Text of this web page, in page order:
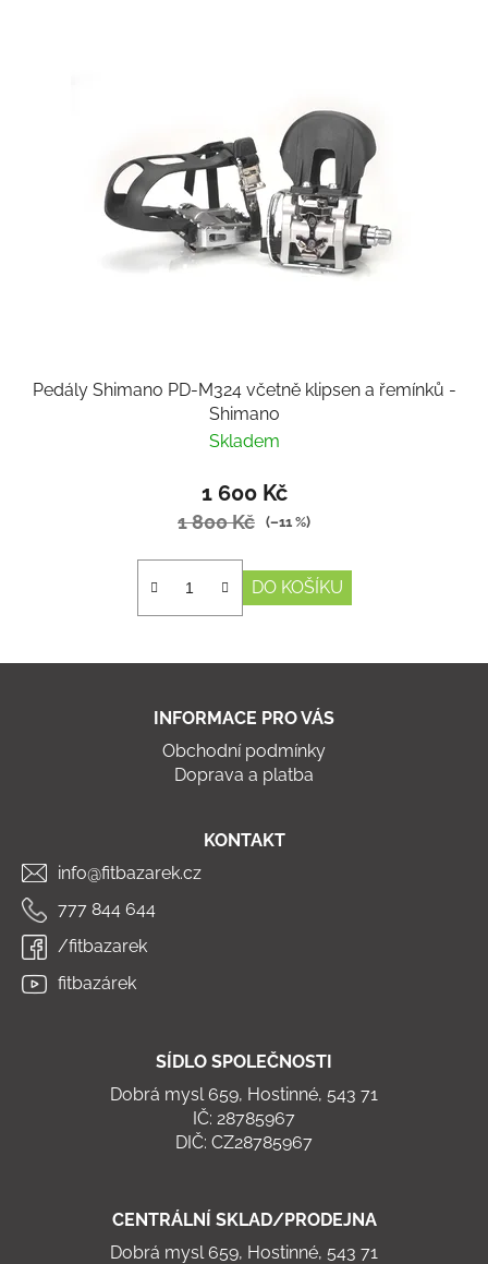
Pedály Shimano PD-M324 včetně klipsen a řemínků -
Shimano
Skladem
1 600 Kč
1 800 Kč (–11 %)
DO KOŠÍKU
INFORMACE PRO VÁS
Obchodní podmínky
Doprava a platba
KONTAKT
info@fitbazarek.cz
777 844 644
/fitbazarek
fitbazárek
SÍDLO SPOLEČNOSTI
Dobrá mysl 659, Hostinné, 543 71
IČ: 28785967
DIČ: CZ28785967
CENTRÁLNÍ SKLAD/PRODEJNA
Dobrá mysl 659, Hostinné, 543 71